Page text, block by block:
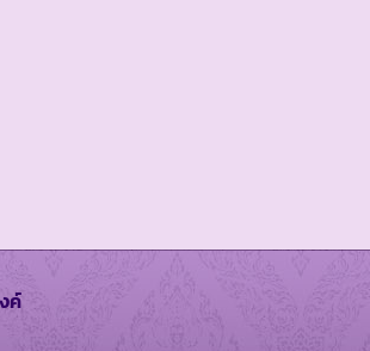
ค์